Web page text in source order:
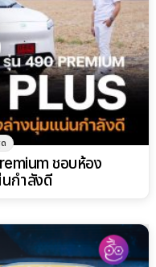
ชอบห้อง
นกำลังดี